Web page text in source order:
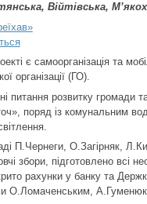
Війтівська,
є самоорганізація та
організації (ГО).
питання розвитку громади
поряд із комунальним
П.Чернеги, О.Загірняк,
збори, підготовлено всі
рахунки у банку та
О.Ломаченським,